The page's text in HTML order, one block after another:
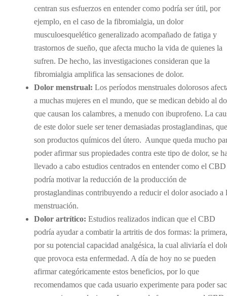
centran sus esfuerzos en entender como podría ser útil, por
ejemplo, en el caso de la fibromialgia, un dolor
musculoesquelético generalizado acompañado de fatiga y
trastornos de sueño, que afecta mucho la vida de quienes la
sufren. De hecho, las investigaciones consideran que la
fibromialgia amplifica las sensaciones de dolor.
Dolor menstrual: Los períodos menstruales dolorosos
a muchas mujeres en el mundo, que se medican debido al
que causan los calambres, a menudo con ibuprofeno. La
de este dolor suele ser tener demasiadas prostaglandinas, que
son productos químicos del útero. Aunque queda mucho
poder afirmar sus propiedades contra este tipo de dolor, se
llevado a cabo estudios centrados en entender como el CBD
podría motivar la reducción de la producción de
prostaglandinas contribuyendo a reducir el dolor asociado a
menstruación.
Dolor artrítico: Estudios realizados indican que el CBD
podría ayudar a combatir la artritis de dos formas: la primera,
por su potencial capacidad analgésica, la cual aliviaría el
que provoca esta enfermedad. A día de hoy no se pueden
afirmar categóricamente estos beneficios, por lo que
recomendamos que cada usuario experimente para poder